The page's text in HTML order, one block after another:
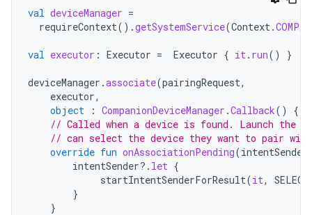
val deviceManager =
requireContext().getSystemService(Context .
val executor : Executor = Executor { it . run() }
deviceManager .associate(pairingRequest,
executor,
object
: CompanionDeviceManager .Callback()
{
// Called when a device is found. Launch the
// can select the device they want to pair
override fun onAssociationPending(intentSender
intentSender?. let {
startIntentSenderForResult(it,
}
}